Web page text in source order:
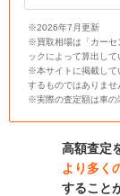
※2026年7月更新
※買取相場は「カーセ
ックによって算出して
※本サイトに掲載して
するものではありませ
※実際の査定額は車の
高額査定
より多く
すること